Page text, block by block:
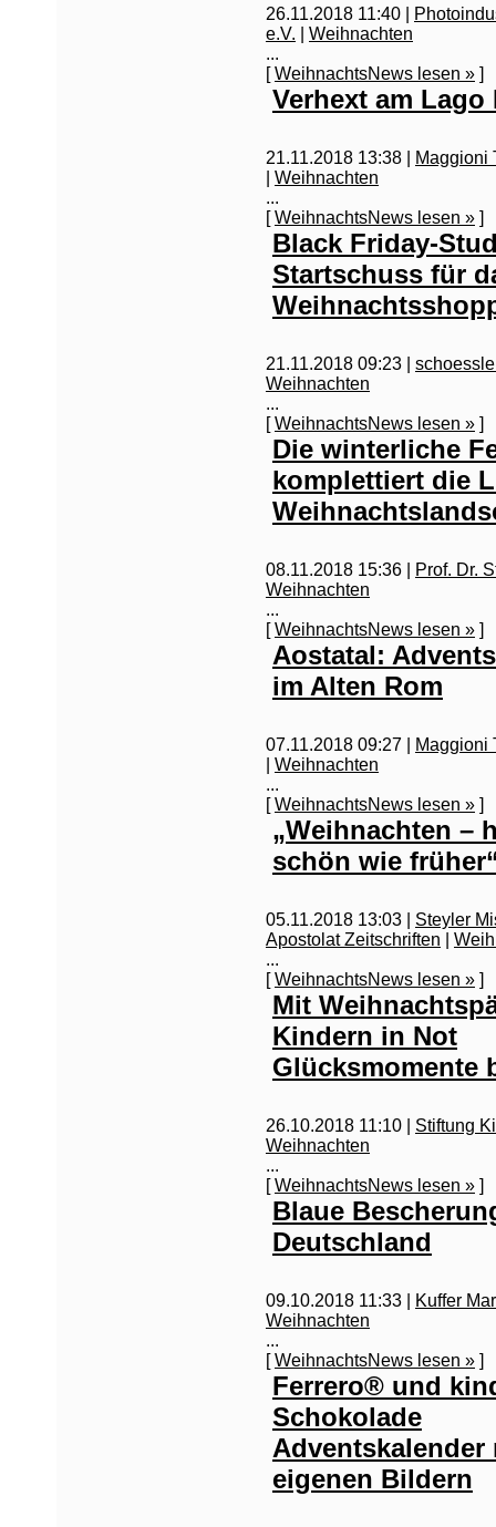
26.11.2018 11:40 |
e.V.
Weihnachten
...
[WeihnachtsNews lesen » ]
Verhext am Lago
21.11.2018 13:38 |
Maggioni
Weihnachten
...
[WeihnachtsNews lesen » ]
Black Friday-
Startschuss für
21.11.2018 09:23 |
Weihnachten
...
[WeihnachtsNews lesen » ]
Die winterliche
komplettiert die
08.11.2018 15:36 |
Prof. Dr.
Weihnachten
...
[WeihnachtsNews lesen » ]
Aostatal:
im Alten Rom
07.11.2018 09:27 |
Maggioni
Weihnachten
...
[WeihnachtsNews lesen » ]
„Weihnachten –
schön wie
05.11.2018 13:03 | Steyler
Apostolat Zeitschriften
...
[WeihnachtsNews lesen » ]
Mit
Kindern in Not
Glücksmomente
26.10.2018 11:10 | Stiftung
Weihnachten
...
[WeihnachtsNews lesen » ]
Blaue
Deutschland
09.10.2018 11:33 |
Kuffer
Weihnachten
...
[WeihnachtsNews lesen » ]
Ferrero® und
Schokolade
Adventskalender
eigenen Bildern